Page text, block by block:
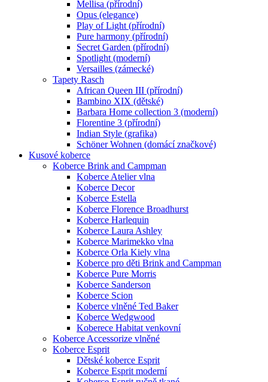
Mellisa (přírodní)
Opus (elegance)
Play of Light (přírodní)
Pure harmony (přírodní)
Secret Garden (přírodní)
Spotlight (moderní)
Versailles (zámecké)
Tapety Rasch
African Queen III (přírodní)
Bambino XIX (dětské)
Barbara Home collection 3 (moderní)
Florentine 3 (přírodní)
Indian Style (grafika)
Schöner Wohnen (domácí značkové)
Kusové koberce
Koberce Brink and Campman
Koberce Atelier vlna
Koberce Decor
Koberce Estella
Koberce Florence Broadhurst
Koberce Harlequin
Koberce Laura Ashley
Koberce Marimekko vlna
Koberce Orla Kiely vlna
Koberce pro děti Brink and Campman
Koberce Pure Morris
Koberce Sanderson
Koberce Scion
Koberce vlněné Ted Baker
Koberce Wedgwood
Koberece Habitat venkovní
Koberce Accessorize vlněné
Koberce Esprit
Dětské koberce Esprit
Koberce Esprit moderní